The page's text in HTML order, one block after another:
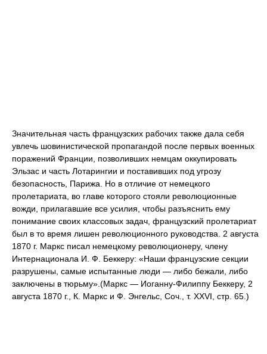
Значительная часть французских рабочих также дала себя
увлечь шовинистической пропагандой после первых военных
поражений Франции, позволивших немцам оккупировать
Эльзас и часть Лотарингии и поставивших под угрозу
безопасность, Парижа. Но в отличие от немецкого
пролетариата, во главе которого стояли революционные
вожди, прилагавшие все усилия, чтобы разъяснить ему
понимание своих классовых задач, французский пролетариат
был в то время лишен революционного руководства. 2 августа
1870 г. Маркс писал немецкому революционеру, члену
Интернационала И. Ф. Беккеру: «Наши французские секции
разрушены, самые испытанные люди — либо бежали, либо
заключены в тюрьму».(Маркс — Иоганну-Филиппу Беккеру, 2
августа 1870 г., К. Маркс и Ф. Энгельс, Соч., т. XXVI, стр. 65.)